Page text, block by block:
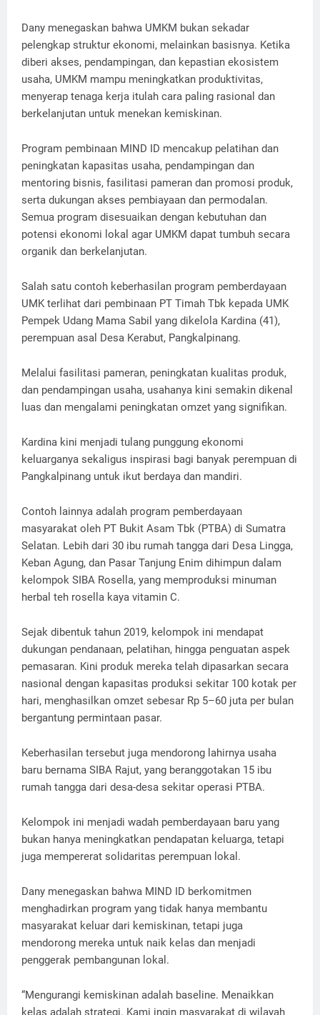
Dany menegaskan bahwa UMKM bukan sekadar
pelengkap struktur ekonomi, melainkan basisnya. Ketika
diberi akses, pendampingan, dan kepastian ekosistem
usaha, UMKM mampu meningkatkan produktivitas,
menyerap tenaga kerja itulah cara paling rasional dan
berkelanjutan untuk menekan kemiskinan.
Program pembinaan MIND ID mencakup pelatihan dan
peningkatan kapasitas usaha, pendampingan dan
mentoring bisnis, fasilitasi pameran dan promosi produk,
serta dukungan akses pembiayaan dan permodalan.
Semua program disesuaikan dengan kebutuhan dan
potensi ekonomi lokal agar UMKM dapat tumbuh secara
organik dan berkelanjutan.
Salah satu contoh keberhasilan program pemberdayaan
UMK terlihat dari pembinaan PT Timah Tbk kepada UMK
Pempek Udang Mama Sabil yang dikelola Kardina (41),
perempuan asal Desa Kerabut, Pangkalpinang.
Melalui fasilitasi pameran, peningkatan kualitas produk,
dan pendampingan usaha, usahanya kini semakin dikenal
luas dan mengalami peningkatan omzet yang signifikan.
Kardina kini menjadi tulang punggung ekonomi
keluarganya sekaligus inspirasi bagi banyak perempuan di
Pangkalpinang untuk ikut berdaya dan mandiri.
Contoh lainnya adalah program pemberdayaan
masyarakat oleh PT Bukit Asam Tbk (PTBA) di Sumatra
Selatan. Lebih dari 30 ibu rumah tangga dari Desa Lingga,
Keban Agung, dan Pasar Tanjung Enim dihimpun dalam
kelompok SIBA Rosella, yang memproduksi minuman
herbal teh rosella kaya vitamin C.
Sejak dibentuk tahun 2019, kelompok ini mendapat
dukungan pendanaan, pelatihan, hingga penguatan aspek
pemasaran. Kini produk mereka telah dipasarkan secara
nasional dengan kapasitas produksi sekitar 100 kotak per
hari, menghasilkan omzet sebesar Rp 5–60 juta per bulan
bergantung permintaan pasar.
Keberhasilan tersebut juga mendorong lahirnya usaha
baru bernama SIBA Rajut, yang beranggotakan 15 ibu
rumah tangga dari desa-desa sekitar operasi PTBA.
Kelompok ini menjadi wadah pemberdayaan baru yang
bukan hanya meningkatkan pendapatan keluarga, tetapi
juga mempererat solidaritas perempuan lokal.
Dany menegaskan bahwa MIND ID berkomitmen
menghadirkan program yang tidak hanya membantu
masyarakat keluar dari kemiskinan, tetapi juga
mendorong mereka untuk naik kelas dan menjadi
penggerak pembangunan lokal.
“Mengurangi kemiskinan adalah baseline. Menaikkan
kelas adalah strategi. Kami ingin masyarakat di wilayah